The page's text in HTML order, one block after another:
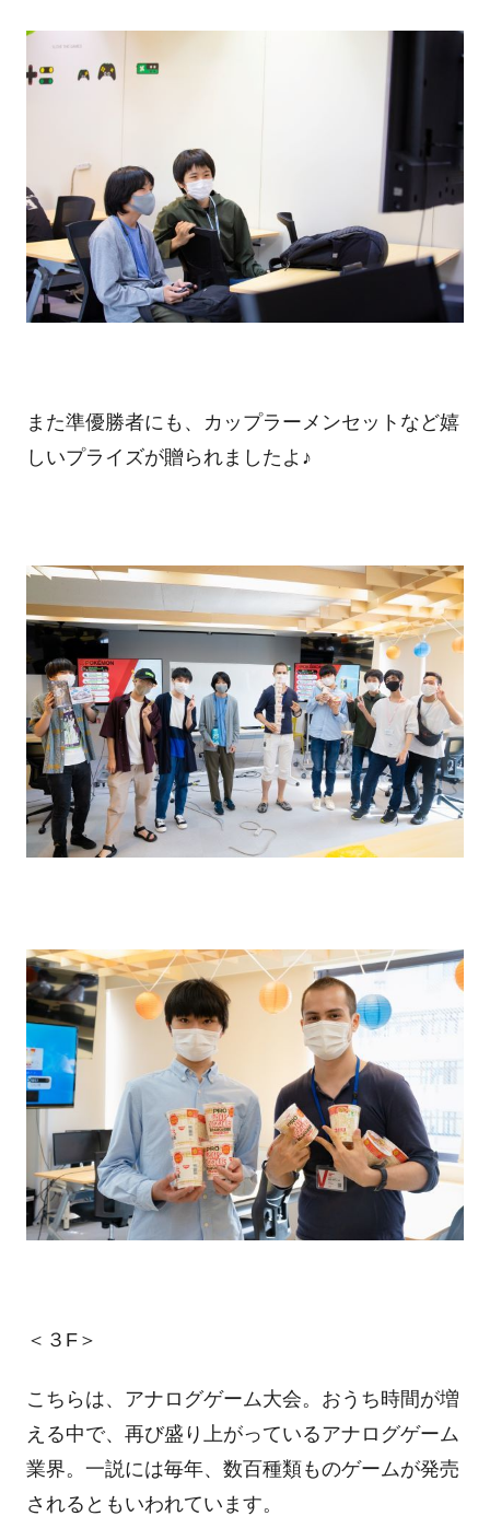
また準優勝者にも、カップラーメンセットなど嬉
しいプライズが贈られましたよ♪
＜３F＞
こちらは、アナログゲーム大会。おうち時間が増
える中で、再び盛り上がっているアナログゲーム
業界。一説には毎年、数百種類ものゲームが発売
されるともいわれています。